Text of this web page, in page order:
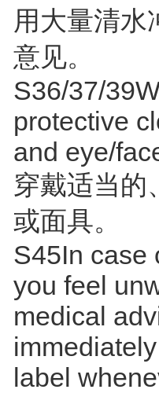
用大量清水
意见。
S36/37/
protective
and eye/
穿戴适当的
或面具。
S45In case
you feel
medical
label